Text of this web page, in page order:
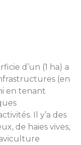
d’un (1 ha) a
(en
en tenant
Il y’a des
de haies vives,